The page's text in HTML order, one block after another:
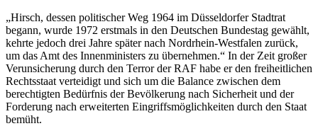
„Hirsch, dessen politischer Weg 1964 im Düsseldorfer Stadtrat
begann, wurde 1972 erstmals in den Deutschen Bundestag gewählt,
kehrte jedoch drei Jahre später nach Nordrhein-Westfalen zurück,
um das Amt des Innenministers zu übernehmen.“ In der Zeit großer
Verunsicherung durch den Terror der RAF habe er den freiheitlichen
Rechtsstaat verteidigt und sich um die Balance zwischen dem
berechtigten Bedürfnis der Bevölkerung nach Sicherheit und der
Forderung nach erweiterten Eingriffsmöglichkeiten durch den Staat
bemüht.